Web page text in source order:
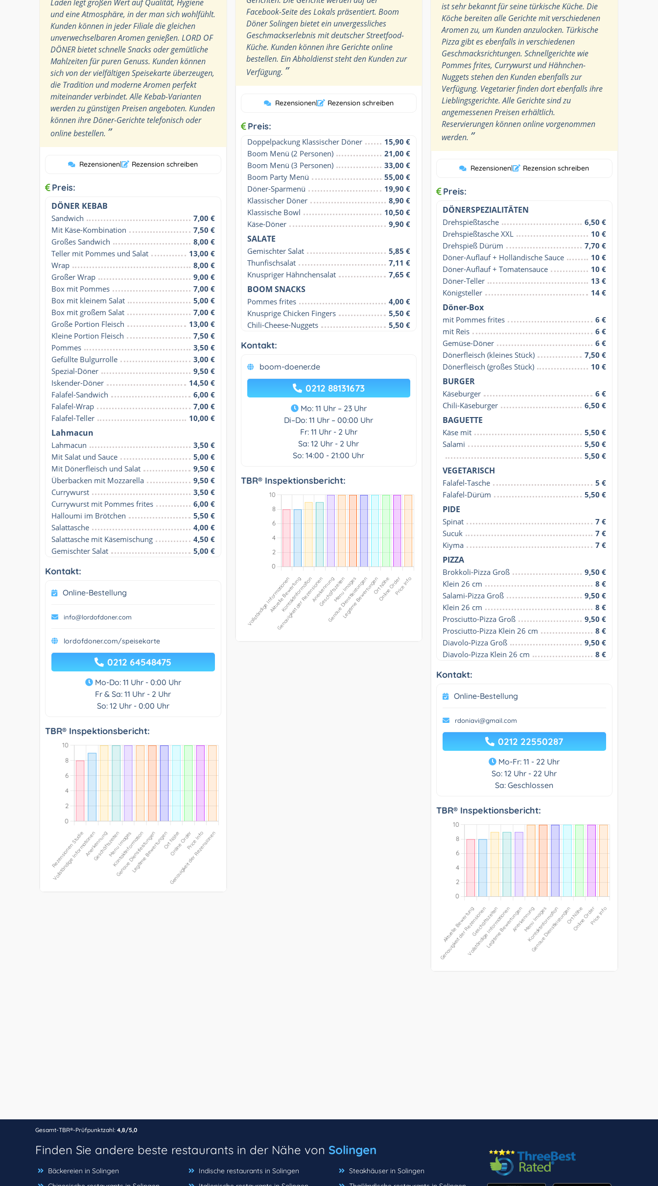
Laden legt großen Wert auf Qualität, Hygiene
und eine Atmosphäre, in der man sich wohlfühlt.
Kunden können in jeder Filiale die gleichen
unverwechselbaren Aromen genießen. LORD OF
DÖNER bietet schnelle Snacks oder gemütliche
Mahlzeiten für puren Genuss. Kunden können
sich von der vielfältigen Speisekarte überzeugen,
die Tradition und moderne Aromen perfekt
miteinander verbindet. Alle Kebab-Varianten
werden zu günstigen Preisen angeboten. Kunden
können ihre Döner-Gerichte telefonisch oder
online bestellen. ”
Rezensionen| Rezension schreiben
Preis:
DÖNER KEBAB
Sandwich
7,00 €
Mit Käse-Kombination
7,50 €
Großes Sandwich
8,00 €
Teller mit Pommes und Salat
13,00 €
Wrap
8,00 €
Großer Wrap
9,00 €
Box mit Pommes
7,00 €
Box mit kleinem Salat
5,00 €
Box mit großem Salat
7,00 €
Große Portion Fleisch
13,00 €
Kleine Portion Fleisch
7,50 €
Pommes
3,50 €
Gefüllte Bulgurrolle
3,00 €
Spezial-Döner
9,50 €
Iskender-Döner
14,50 €
Falafel-Sandwich
6,00 €
Falafel-Wrap
7,00 €
Falafel-Teller
10,00 €
Lahmacun
Lahmacun
3,50 €
Mit Salat und Sauce
5,00 €
Mit Dönerfleisch und Salat
9,50 €
Überbacken mit Mozzarella
9,50 €
Currywurst
3,50 €
Currywurst mit Pommes frites
6,00 €
Halloumi im Brötchen
5,50 €
Salattasche
4,00 €
Salattasche mit Käsemischung
4,50 €
Gemischter Salat
5,00 €
Kontakt:
Online-Bestellung
info@lordofdoner.com
lordofdoner.com/speisekarte
0212 64548475
Mo-Do: 11 Uhr - 0:00 Uhr
Fr & Sa: 11 Uhr - 2 Uhr
So: 12 Uhr - 0:00 Uhr
TBR® Inspektionsbericht:
Facebook-Seite des Lokals präsentiert. Boom
Döner Solingen bietet ein unvergessliches
Geschmackserlebnis mit deutscher Streetfood-
Küche. Kunden können ihre Gerichte online
bestellen. Ein Abholdienst steht den Kunden zur
Verfügung. ”
Rezensionen| Rezension schreiben
Preis:
Doppelpackung Klassischer Döner
15,90 €
Boom Menü (2 Personen)
21,00 €
Boom Menü (3 Personen)
33,00 €
Boom Party Menü
55,00 €
Döner-Sparmenü
19,90 €
Klassischer Döner
8,90 €
Klassische Bowl
10,50 €
Käse-Döner
9,90 €
SALATE
Gemischter Salat
5,85 €
Thunfischsalat
7,11 €
Knuspriger Hähnchensalat
7,65 €
BOOM SNACKS
Pommes frites
4,00 €
Knusprige Chicken Fingers
5,50 €
Chili-Cheese-Nuggets
5,50 €
Kontakt:
boom-doener.de
0212 88131673
Mo: 11 Uhr – 23 Uhr
Di–Do: 11 Uhr – 00:00 Uhr
Fr: 11 Uhr - 2 Uhr
Sa: 12 Uhr - 2 Uhr
So: 14:00 - 21:00 Uhr
TBR® Inspektionsbericht:
ist sehr bekannt für seine türkische Küche. Die
Köche bereiten alle Gerichte mit verschiedenen
Aromen zu, um Kunden anzulocken. Türkische
Pizza gibt es ebenfalls in verschiedenen
Geschmacksrichtungen. Schnellgerichte wie
Pommes frites, Currywurst und Hähnchen-
Nuggets stehen den Kunden ebenfalls zur
Verfügung. Vegetarier finden dort ebenfalls ihre
Lieblingsgerichte. Alle Gerichte sind zu
angemessenen Preisen erhältlich.
Reservierungen können online vorgenommen
werden. ”
Rezensionen| Rezension schreiben
Preis:
DÖNERSPEZIALITÄTEN
Drehspießtasche
6,50 €
Drehspießtasche XXL
10 €
Drehspieß Dürüm
7,70 €
Döner-Auflauf + Holländische Sauce
10 €
Döner-Auflauf + Tomatensauce
10 €
Döner-Teller
13 €
Königsteller
14 €
Döner-Box
mit Pommes frites
6 €
mit Reis
6 €
Gemüse-Döner
6 €
Dönerfleisch (kleines Stück)
7,50 €
Dönerfleisch (großes Stück)
10 €
BURGER
Käseburger
6 €
Chili-Käseburger
6,50 €
BAGUETTE
Käse mit
5,50 €
Salami
5,50 €
5,50 €
VEGETARISCH
Falafel-Tasche
5 €
Falafel-Dürüm
5,50 €
PIDE
Spinat
7 €
Sucuk
7 €
Kiyma
7 €
PIZZA
Brokkoli-Pizza Groß
9,50 €
Klein 26 cm
8 €
Salami-Pizza Groß
9,50 €
Klein 26 cm
8 €
Prosciutto-Pizza Groß
9,50 €
Prosciutto-Pizza Klein 26 cm
8 €
Diavolo-Pizza Groß
9,50 €
Diavolo-Pizza Klein 26 cm
8 €
Kontakt:
Online-Bestellung
rdoniavi@gmail.com
0212 22550287
Mo-Fr: 11 - 22 Uhr
So: 12 Uhr - 22 Uhr
Sa: Geschlossen
TBR® Inspektionsbericht:
Gesamt-TBR®-Prüfpunktzahl: 4,8/5,0
Finden Sie andere beste restaurants in der Nähe von Solingen
Bäckereien in Solingen
Indische restaurants in Solingen
Steakhäuser in Solingen